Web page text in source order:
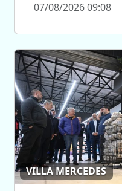
07/08/2026 09:08
VILLA MERCEDES